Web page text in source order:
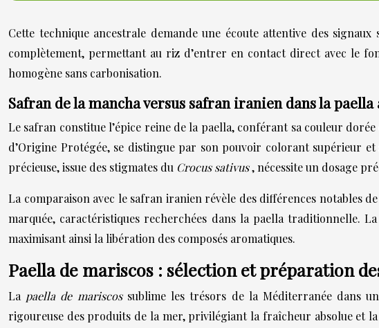
Cette technique ancestrale demande une écoute attentive des
complètement, permettant au riz d’entrer en contact direct avec le
homogène sans carbonisation.
Safran de la mancha versus safran iranien dans la
Le safran constitue l’épice reine de la paella, conférant sa couleur
d’Origine Protégée, se distingue par son pouvoir colorant supérieur
précieuse, issue des stigmates du Crocus sativus, nécessite un dosage
La comparaison avec le safran iranien révèle des différences notables
marquée, caractéristiques recherchées dans la paella traditionnelle.
maximisant ainsi la libération des composés aromatiques.
Paella de mariscos : sélection et préparation
La paella de mariscos sublime les trésors de la Méditerranée dans
rigoureuse des produits de la mer, privilégiant la fraîcheur absolue et